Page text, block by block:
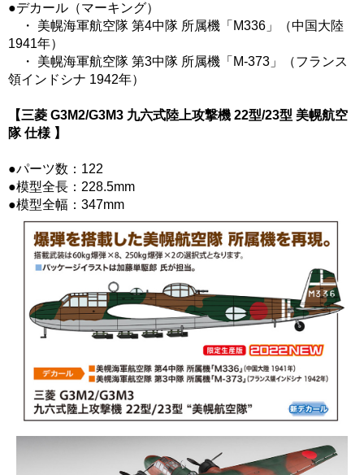
●デカール（マーキング）
・ 美幌海軍航空隊 第4中隊 所属機「M336」（中国大陸
1941年）
・ 美幌海軍航空隊 第3中隊 所属機「M-373」（フランス
領インドシナ 1942年）
【三菱 G3M2/G3M3 九六式陸上攻撃機 22型/23型 美幌航空
隊 仕様 】
●パーツ数：122
●模型全長：228.5mm
●模型全幅：347mm